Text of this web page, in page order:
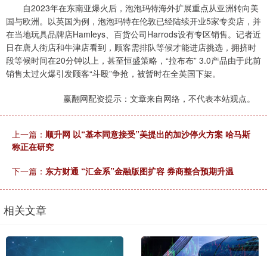
自2023年在东南亚爆火后，泡泡玛特海外扩展重点从亚洲转向美
国与欧洲。以英国为例，泡泡玛特在伦敦已经陆续开业5家专卖店，并
在当地玩具品牌店Hamleys、百货公司Harrods设有专区销售。记者近
日在唐人街店和牛津店看到，顾客需排队等候才能进店挑选，拥挤时
段等候时间在20分钟以上，甚至恒盛策略，“拉布布” 3.0产品由于此前
销售太过火爆引发顾客“斗殴”争抢，被暂时在全英国下架。
赢翻网配资提示：文章来自网络，不代表本站观点。
上一篇： 顺升网 以“基本同意接受”美提出的加沙停火方案 哈马斯
称正在研究
下一篇： 东方财通 “汇金系”金融版图扩容 券商整合预期升温
相关文章